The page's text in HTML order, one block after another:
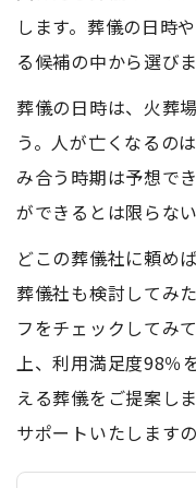
します。葬儀の日時
る候補の中から選びま
葬儀の日時は、火葬
う。人が亡くなるの
み合う時期は予想で
ができるとは限らな
どこの葬儀社に頼め
葬儀社も検討してみ
フをチェックしてみ
上、利用満足度98％
える葬儀をご提案し
サポートいたします